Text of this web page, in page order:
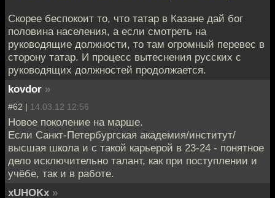
Скорее беспокоит то, что татар в Казане дай бог
половина населения, а если смотреть на
руководящие должности, то там огромный перевес в
сторону татар. И процесс вытеснения русских с
руководящих должностей продолжается.
kovdor »
#62 | 14.03.12 12:56
Новое поколение на марше.
Если Санкт-Петербургская академия/институт/
высшая школа и с такой карьерой в 23-24 - понятное
дело исключительно талант, как при поступлении и
учёбе, так и в работе.
xUHOKx »